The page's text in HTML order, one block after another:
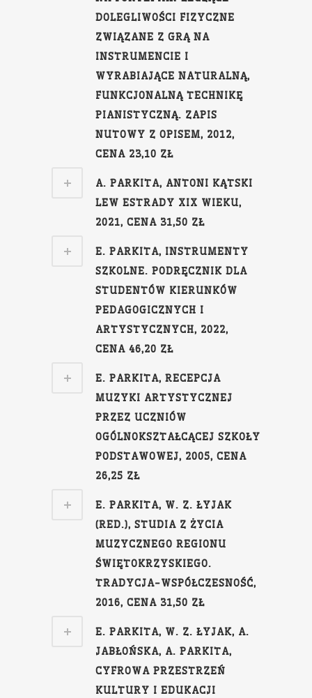
DOLEGLIWOŚCI FIZYCZNE
ZWIĄZANE Z GRĄ NA
INSTRUMENCIE I
WYRABIAJĄCE NATURALNĄ,
FUNKCJONALNĄ TECHNIKĘ
PIANISTYCZNĄ. ZAPIS
NUTOWY Z OPISEM, 2012,
CENA 23,10 ZŁ
A. PARKITA, ANTONI KĄTSKI
LEW ESTRADY XIX WIEKU,
2021, CENA 31,50 ZŁ
E. PARKITA, INSTRUMENTY
SZKOLNE. PODRĘCZNIK DLA
STUDENTÓW KIERUNKÓW
PEDAGOGICZNYCH I
ARTYSTYCZNYCH, 2022,
CENA 46,20 ZŁ
E. PARKITA, RECEPCJA
MUZYKI ARTYSTYCZNEJ
PRZEZ UCZNIÓW
OGÓLNOKSZTAŁCĄCEJ SZKOŁY
PODSTAWOWEJ, 2005, CENA
26,25 ZŁ
E. PARKITA, W. Z. ŁYJAK
(RED.), STUDIA Z ŻYCIA
MUZYCZNEGO REGIONU
ŚWIĘTOKRZYSKIEGO.
TRADYCJA-WSPÓŁCZESNOŚĆ,
2016, CENA 31,50 ZŁ
E. PARKITA, W. Z. ŁYJAK, A.
JABŁOŃSKA, A. PARKITA,
CYFROWA PRZESTRZEŃ
KULTURY I EDUKACJI